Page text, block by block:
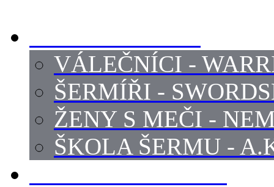
VÁLEČNÍCI -
ŠERMÍŘI -
ŽENY S MEČI -
ŠKOLA ŠERMU -